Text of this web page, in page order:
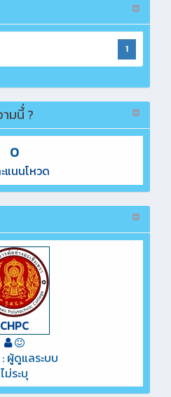
1
มนี้่ ?
0
แนนโหวด
CHPC
: ผู้ดูแลระบบ
ไม่ระบุ